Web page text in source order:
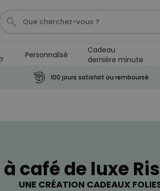
Photo Sur Plexiglas Spritz
texte
Personnalisable
Chaussettes
visage
Personnalisé
Cadeau
dernière minute
100 jours satisfait ou remboursé
café de luxe
UNE CRÉATION CADEAUX